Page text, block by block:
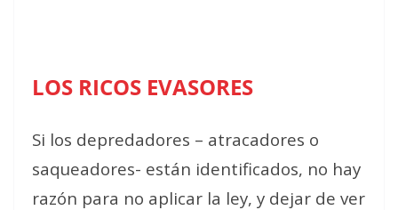
LOS RICOS EVASORES
Si los depredadores – atracadores o
saqueadores- están identificados, no hay
razón para no aplicar la ley, y dejar de ver